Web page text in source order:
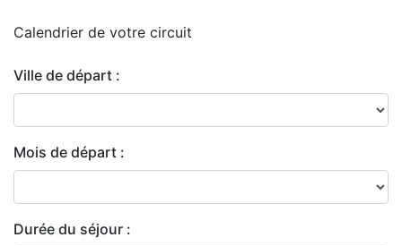
Calendrier de votre circuit
Ville de départ :
Mois de départ :
Durée du séjour :